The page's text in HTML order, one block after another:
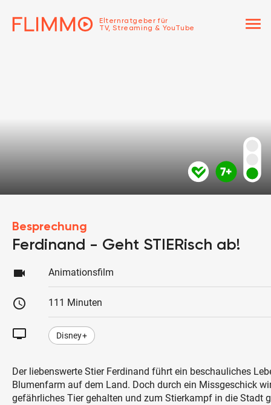
Elternratgeber für
TV, Streaming & YouTube
menu
Besprechung
Ferdinand - Geht STIERisch ab!
videocam Animationsfilm
schedule 111 Minuten
tv Disney+
Der liebenswerte Stier Ferdinand führt ein beschauliches
Blumenfarm auf dem Land. Doch durch ein Missgeschick
gefährliches Tier gehalten und zum Stierkampf in die Stadt